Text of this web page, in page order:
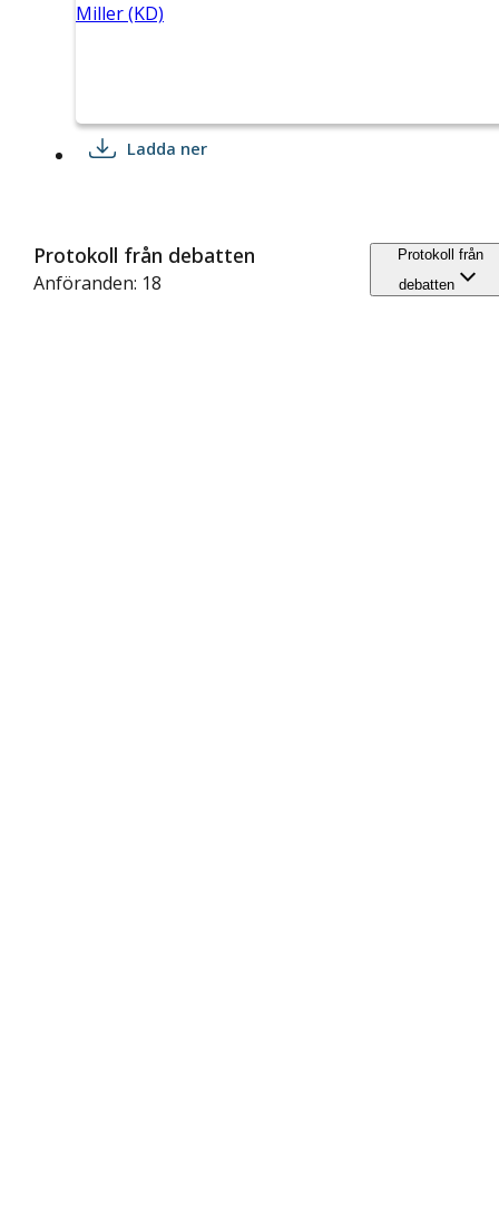
Miller (KD)
Ladda ner
Protokoll från debatten
Anföranden: 18
Protokoll från
debatten